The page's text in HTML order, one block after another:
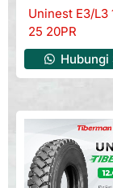
Uninest E3/L3
25 20PR
Hubungi